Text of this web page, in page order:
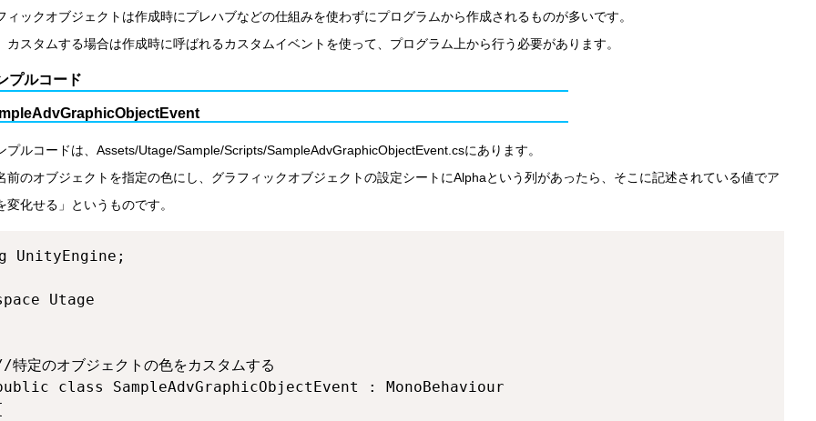
ィックオブジェクトは作成時にプレハブなどの仕組みを使わずにプログラムから作成されるものが多いです。
カスタムする場合は作成時に呼ばれるカスタムイベントを使って、プログラム上から行う必要があります。
プルコード
プルコードは、Assets/Utage/Sample/Scripts/SampleAdvGraphicObjectEvent.csにあります。
前のオブジェクトを指定の色にし、グラフィックオブジェクトの設定シートにAlphaという列があったら、そこに記述されている値でア
変化せる」というものです。
UnityEngine;
Utage
定のオブジェクトの色をカスタムする
class SampleAdvGraphicObjectEvent : MonoBehaviour